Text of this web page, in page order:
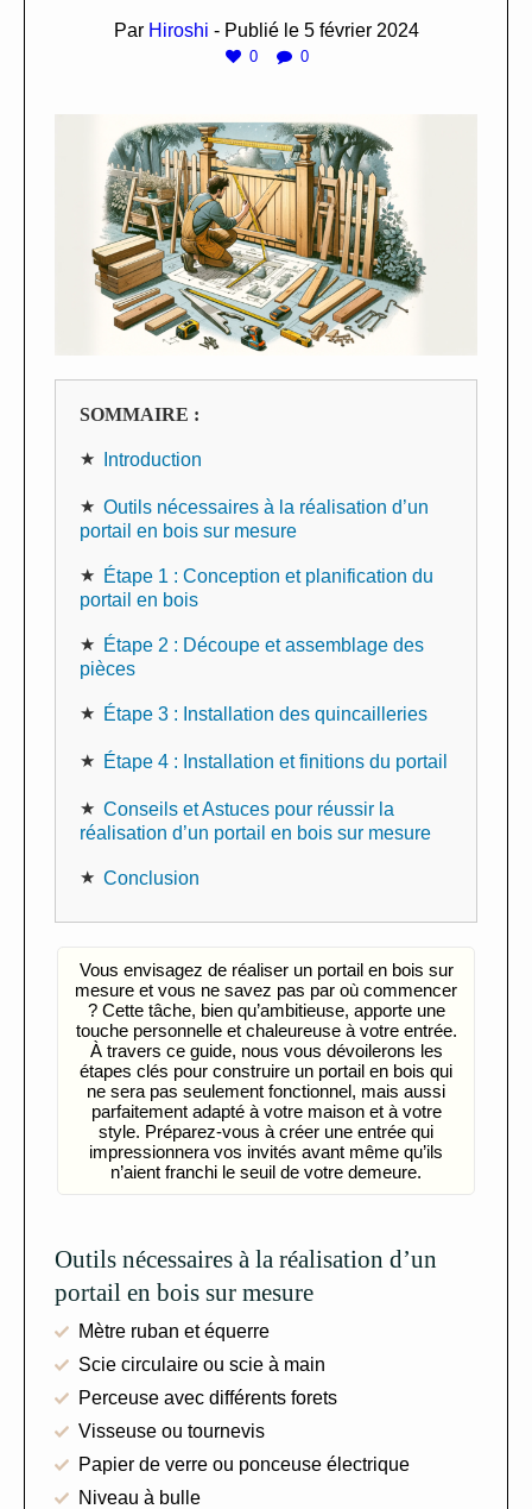
Par Hiroshi - Publié le 5 février 2024
0 0
SOMMAIRE :
Introduction
Outils nécessaires à la réalisation d’un
portail en bois sur mesure
Étape 1 : Conception et planification du
portail en bois
Étape 2 : Découpe et assemblage des
pièces
Étape 3 : Installation des quincailleries
Étape 4 : Installation et finitions du portail
Conseils et Astuces pour réussir la
réalisation d’un portail en bois sur mesure
Conclusion
Vous envisagez de réaliser un portail en bois sur
mesure et vous ne savez pas par où commencer
? Cette tâche, bien qu’ambitieuse, apporte une
touche personnelle et chaleureuse à votre entrée.
À travers ce guide, nous vous dévoilerons les
étapes clés pour construire un portail en bois qui
ne sera pas seulement fonctionnel, mais aussi
parfaitement adapté à votre maison et à votre
style. Préparez-vous à créer une entrée qui
impressionnera vos invités avant même qu’ils
n’aient franchi le seuil de votre demeure.
Outils nécessaires à la réalisation d’un
portail en bois sur mesure
Mètre ruban et équerre
Scie circulaire ou scie à main
Perceuse avec différents forets
Visseuse ou tournevis
Papier de verre ou ponceuse électrique
Niveau à bulle